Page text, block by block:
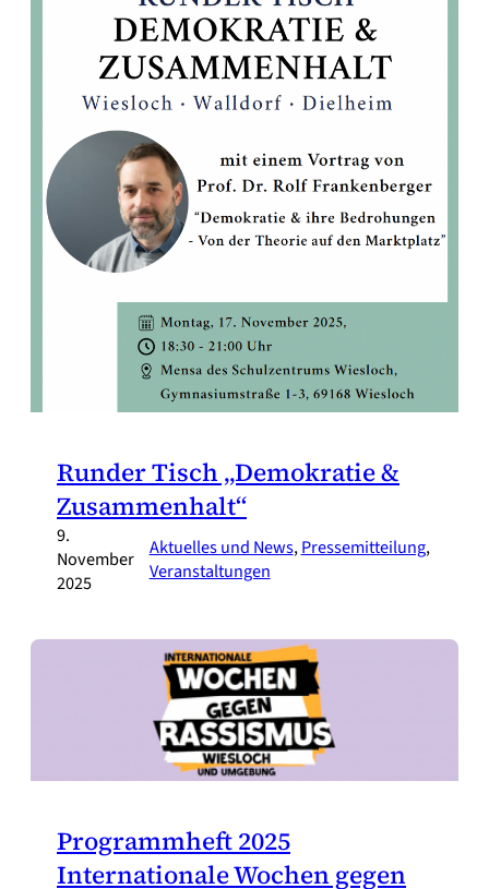
Runder Tisch „Demokratie &
Zusammenhalt“
9.
November
2025
Aktuelles und News, Pressemitteilung,
Veranstaltungen
Programmheft 2025
Internationale Wochen gegen